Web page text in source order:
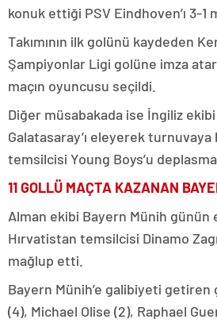
konuk ettiği PSV Eindhoven’ı 3-1
Takımının ilk golünü kaydeden
Şampiyonlar Ligi golüne imza
maçın oyuncusu seçildi.
Diğer müsabakada ise İngiliz
Galatasaray’ı eleyerek turnuvaya
temsilcisi Young Boys’u
11 GOLLÜ MAÇTA KAZANAN
Alman ekibi Bayern Münih günün
Hırvatistan temsilcisi Dinamo
mağlup etti.
Bayern Münih’e galibiyeti getiren
(4), Michael Olise (2), Raphael